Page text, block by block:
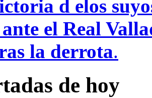
d elos
el Real
la derrota.
de hoy